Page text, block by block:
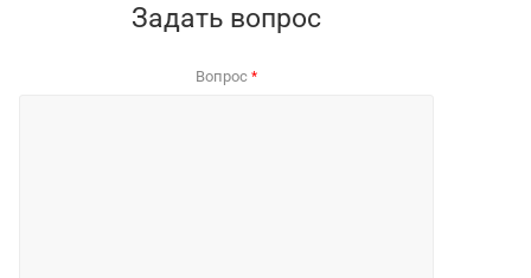
Задать вопрос
Вопрос *